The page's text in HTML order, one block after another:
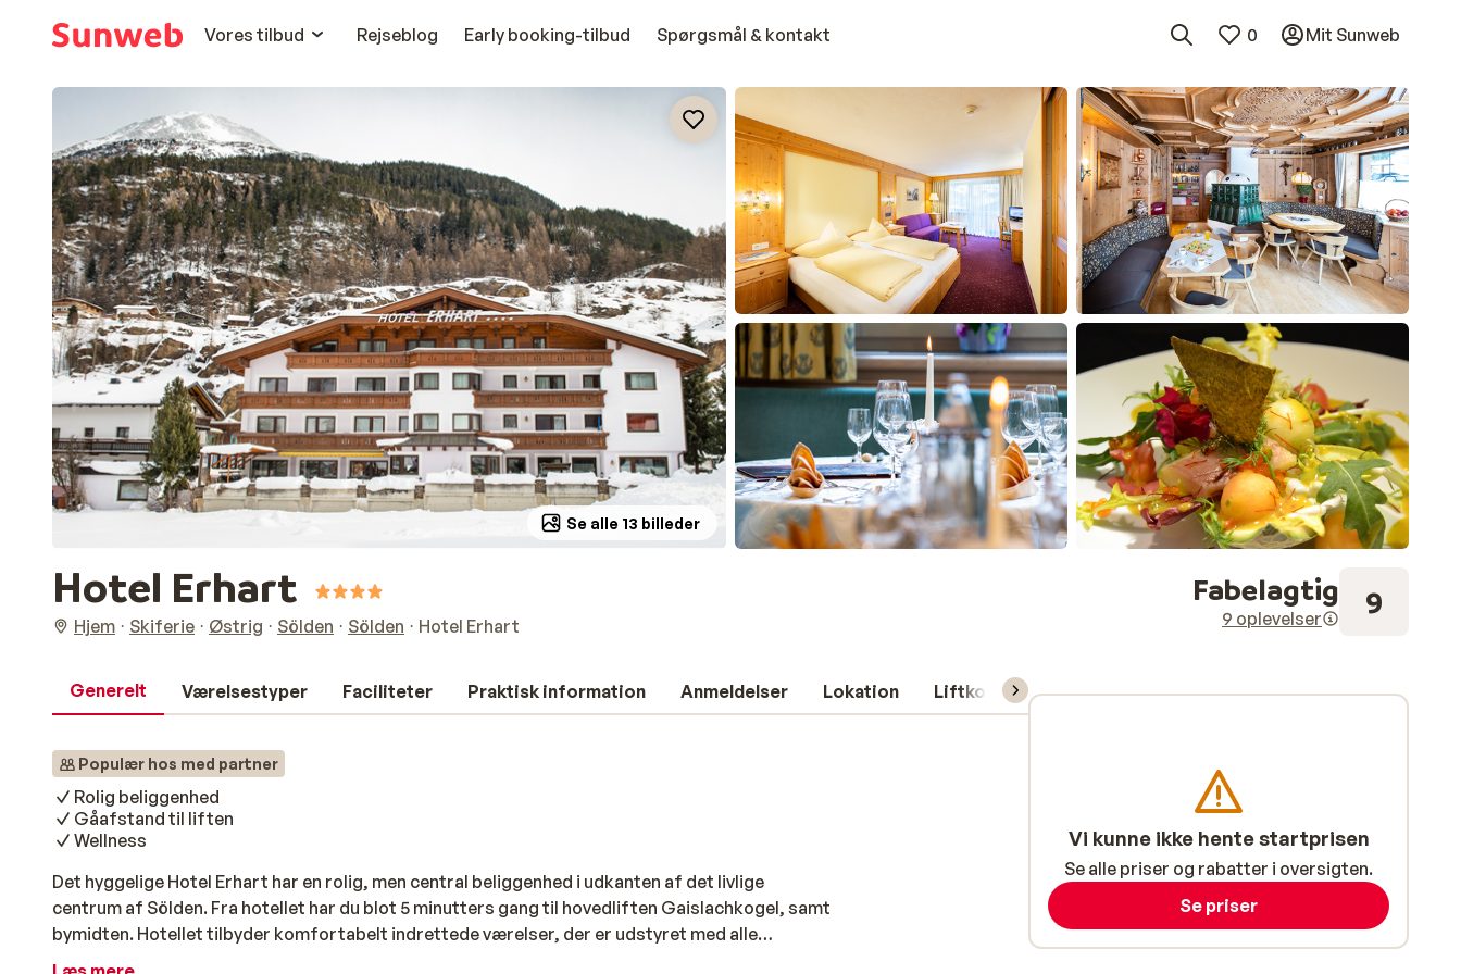
Vores tilbud
Rejseblog Early booking-tilbud Spørgsmål & kontakt 0 Mit Sunweb
Se alle 13 billeder
Hotel Erhart
Hjem Skiferie Østrig Sölden Sölden Hotel Erhart
Fabelagtig
9 oplevelser 9
Generelt Værelsestyper Faciliteter Praktisk information Anmeldelser Lokation Liftkort/skileje/undervisning
Populær hos med partner
Rolig beliggenhed
Gåafstand til liften
Wellness
Det hyggelige Hotel Erhart har en rolig, men central beliggenhed i udkanten af det livlige
centrum af Sölden. Fra hotellet har du blot 5 minutters gang til hovedliften Gaislachkogel, samt
bymidten. Hotellet tilbyder komfortabelt indrettede værelser, der er udstyret med alle
bekvemmeligheder og egen balkon. Opholdet er inkl. god, østrigsk halvpension, der kan krydres
Vi kunne ikke hente startprisen
Se alle priser og rabatter i oversigten.
Se priser